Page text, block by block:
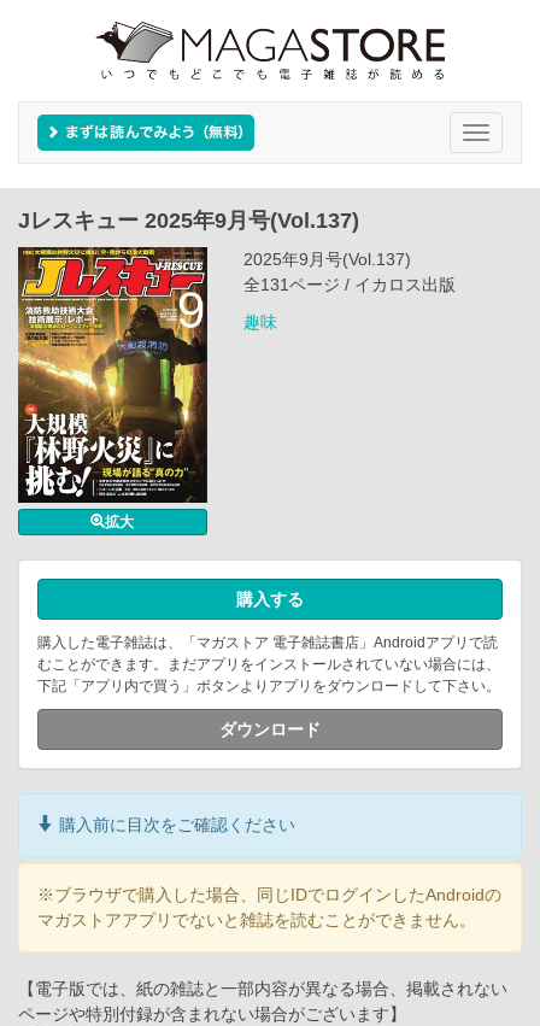
Toggle
Jレスキュー 2025年9月号(Vol.137)
拡大
2025年9月号(Vol.137)
全131ページ / イカロス出版
趣味
購入する
購入した電子雑誌は、「マガストア 電子雑誌書店」Androidアプリで読
むことができます。まだアプリをインストールされていない場合には、
下記「アプリ内で買う」ボタンよりアプリをダウンロードして下さい。
ダウンロード
購入前に目次をご確認ください
※ブラウザで購入した場合、同じIDでログインしたAndroidの
マガストアアプリでないと雑誌を読むことができません。
【電子版では、紙の雑誌と一部内容が異なる場合、掲載されない
ページや特別付録が含まれない場合がございます】